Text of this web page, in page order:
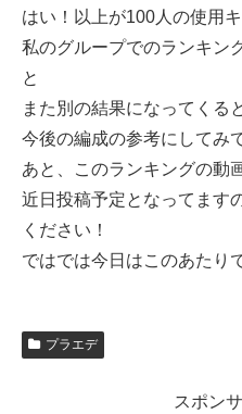
はい！以上が100人の使用
私のグループでのランキン
と
また別の結果になってくる
今後の編成の参考にしてみ
あと、このランキングの動
近日投稿予定となってます
ください！
ではでは今日はこのあたり
プラエデ
スポン